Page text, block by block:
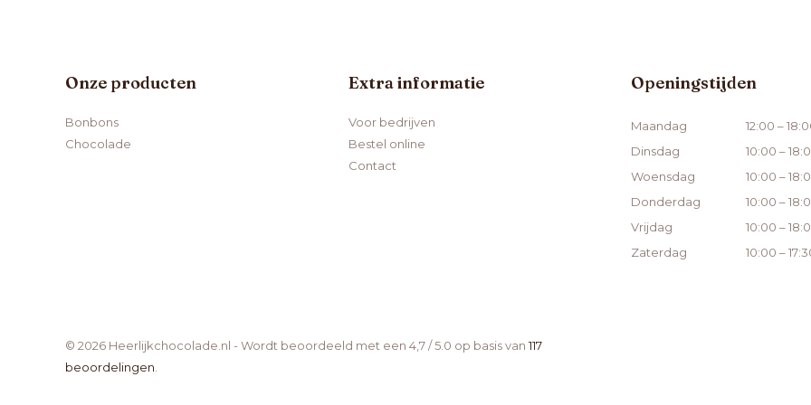
Onze producten
Bonbons
Chocolade
Extra informatie
Voor bedrijven
Bestel online
Contact
Openingstijden
Maandag
12:00 –
Dinsdag
10:00 –
Woensdag
10:00 –
Donderdag
10:00 –
Vrijdag
10:00 –
Zaterdag
10:00 –
© 2026 Heerlijkchocolade.nl - Wordt beoordeeld met een 4,7 / 5.0 op basis van117
beoordelingen